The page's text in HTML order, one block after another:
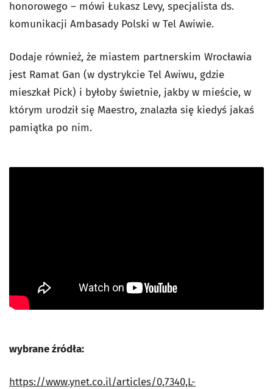
honorowego – mówi Łukasz Levy, specjalista ds.
komunikacji Ambasady Polski w Tel Awiwie.
Dodaje również, że miastem partnerskim Wrocławia
jest Ramat Gan (w dystrykcie Tel Awiwu, gdzie
mieszkał Pick) i byłoby świetnie, jakby w mieście, w
którym urodził się Maestro, znalazła się kiedyś jakaś
pamiątka po nim.
wybrane źródła:
https://www.ynet.co.il/articles/0,7340,L-